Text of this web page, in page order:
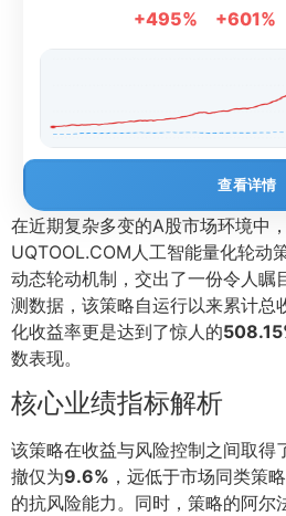
+495% +601%
查看详情
在近期复杂多变的A股市场环境中
UQTOOL.COM人工智能量化轮动
动态轮动机制，交出了一份令人瞩
测数据，该策略自运行以来累计总
化收益率更是达到了惊人的
数表现。
核心业绩指标解析
该策略在收益与风险控制之间取得
撤仅为9.6% ，远低于市场同类策
的抗风险能力。同时，策略的阿尔